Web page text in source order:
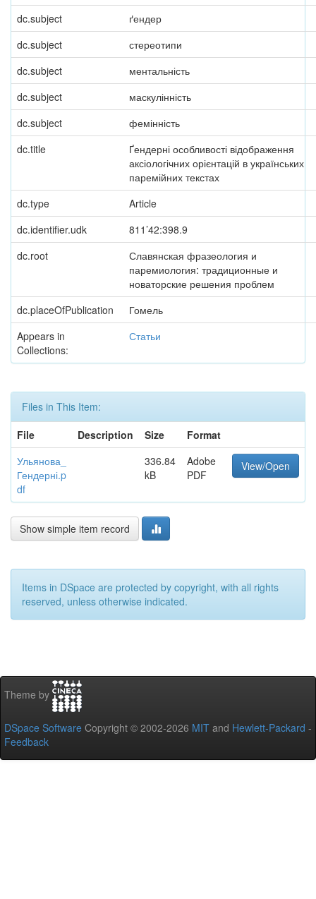
dc.subject
ґендер
dc.subject
стереотипи
dc.subject
ментальність
dc.subject
маскулінність
dc.subject
фемінність
dc.title
Ґендерні особливості відображення
аксіологічних орієнтацій в українських
паремійних текстах
dc.type
Article
dc.identifier.udk
811’42:398.9
dc.root
Славянская фразеология и
паремиология: традиционные и
новаторские решения проблем
dc.placeOfPublication
Гомель
Appears in
Collections:
Статьи
Files in This Item:
File
Description Size
Format
Ульянова_
Гендерні.p
df
336.84
kB
Adobe
PDF
View/Open
Show simple item record
Items in DSpace are protected by copyright, with all rights
reserved, unless otherwise indicated.
Theme by
DSpace Software Copyright © 2002-2026 MIT and Hewlett-Packard -
Feedback